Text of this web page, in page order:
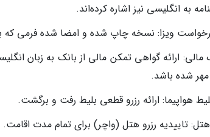
به انگلیسی نیز اشاره کرده‌اند.
ویزا: نسخه چاپ شده و امضا شده فرمی که
مالی: ارائه گواهی تمکن مالی از بانک به زبان
شده باشد.
هواپیما: ارائه رزرو قطعی بلیط رفت و برگشت.
تاییدیه رزرو هتل (واچر) برای تمام مدت اقامت.